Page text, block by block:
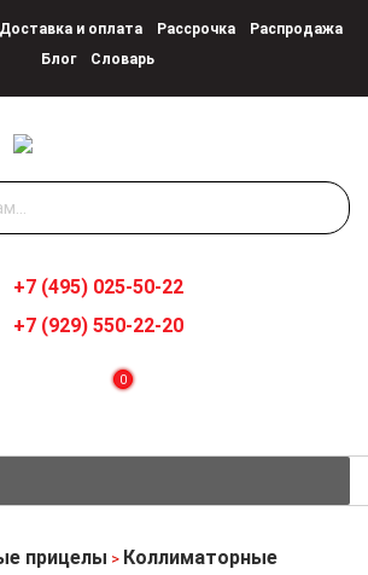
Доставка и оплата Рассрочка
Распродажа
Блог
Словарь
0
+7 (495) 025-50-22
+7 (929) 550-22-20
прицелы > Коллиматорные